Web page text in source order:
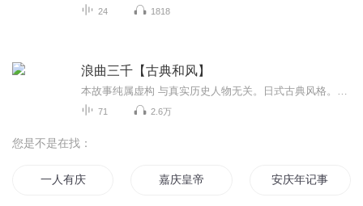
24 1818
浪曲三千【古典和风】
71 2.6万
您是不是在找：
一人有庆 嘉庆皇帝 安庆年记事